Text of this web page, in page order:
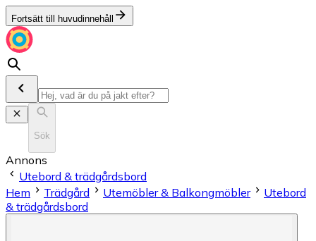
Fortsätt till huvudinnehåll
Sök
Annons
Utebord & trädgårdsbord
Hem
Trädgård Utemöbler & Balkongmöbler
Utebord
& trädgårdsbord